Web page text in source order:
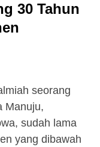
30 Tahun
seorang
Manuju,
sudah lama
yang dibawah